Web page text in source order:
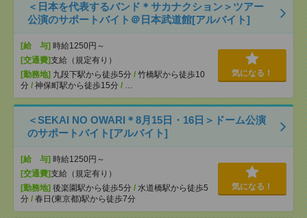
＜日本を代表するバンド＊サカナクション＞ツアー
公演のサポートバイト＠日本武道館[アルバイト]
[給 与] 時給1250円～
[交通費]支給（規定有り）
[勤務地] 九段下駅から徒歩5分 / 竹橋駅から徒歩10
分 / 神保町駅から徒歩15分 / …
気になる！
＜SEKAI NO OWARI＊8月15日・16日＞ドーム公演
のサポートバイト[アルバイト]
[給 与] 時給1250円～
[交通費]支給（規定有り）
[勤務地] 後楽園駅から徒歩5分 / 水道橋駅から徒歩5
分 / 春日(東京都)駅から徒歩7分
気になる！